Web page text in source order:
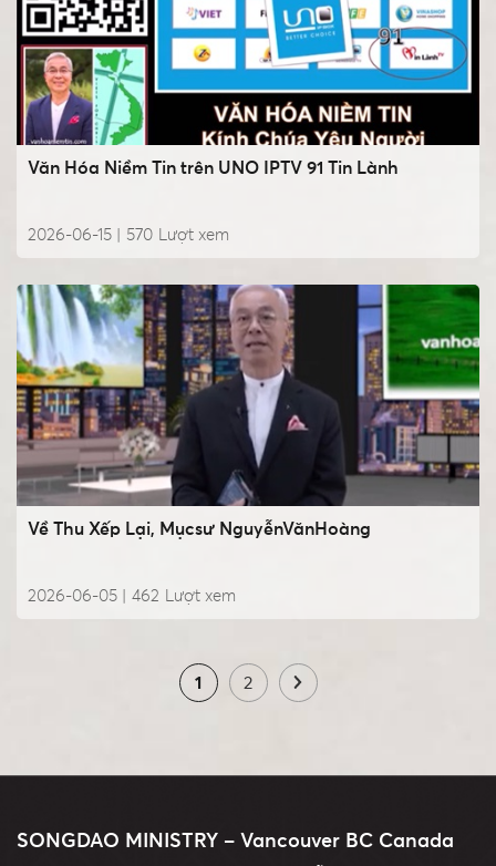
Văn Hóa Niềm Tin trên UNO IPTV 91 Tin Lành
2026-06-15 | Lượt xem
570
Về Thu Xếp Lại, Mụcsư NguyễnVănHoàng
2026-06-05 | Lượt xem
462
1 2
SONGDAO MINISTRY – Vancouver BC Canada